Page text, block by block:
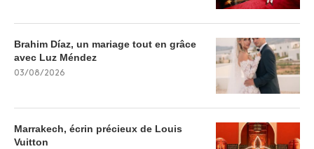
Brahim Díaz, un mariage tout en grâce
avec Luz Méndez
03/08/2026
Marrakech, écrin précieux de Louis
Vuitton